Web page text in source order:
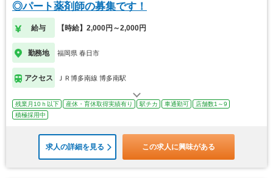
◎パート薬剤師の募集です！
給与 【時給】2,000円～2,000円
勤務地 福岡県 春日市
アクセス ＪＲ博多南線 博多南駅
残業月10ｈ以下 産休・育休取得実績有り 駅チカ 車通勤可
店舗数1～9
積極採用中
求人の詳細を見る この求人に興味がある